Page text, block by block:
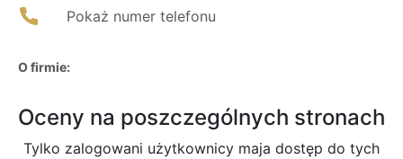
Pokaż numer telefonu
O firmie:
Oceny na poszczególnych stronach
Tylko zalogowani użytkownicy maja dostęp do tych